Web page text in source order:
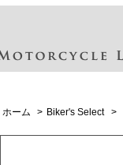
ホーム > Biker's Select >